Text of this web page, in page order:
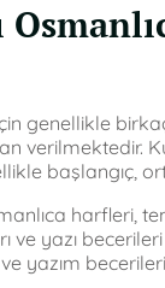
genellikle
verilmektedir.
başlangıç,
harfleri,
ve yazı
yazım